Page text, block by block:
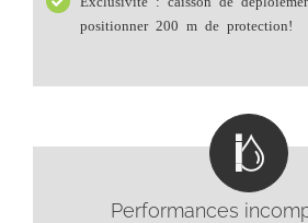
positionner 200 m de protection!
Performances